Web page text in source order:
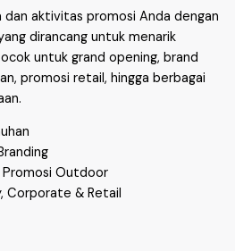
dan aktivitas promosi Anda dengan
dirancang untuk menarik
untuk grand opening, brand
promosi retail, hingga berbagai
Outdoor
Corporate & Retail